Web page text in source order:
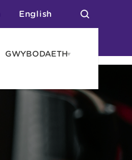
English
GWYBODAETHOpen